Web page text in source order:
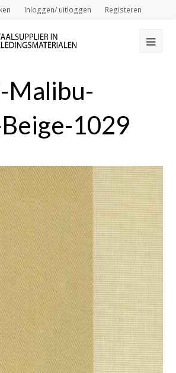
Inloggen/ uitloggen Registeren
Malibu-
1029